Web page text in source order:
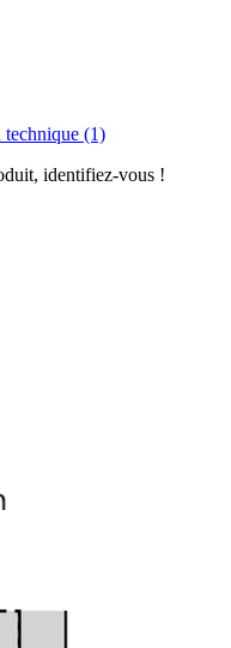
technique (1)
identifiez-vous !